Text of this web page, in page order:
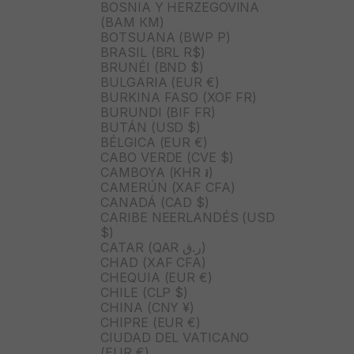
BOSNIA Y HERZEGOVINA
(BAM КМ)
BOTSUANA (BWP P)
BRASIL (BRL R$)
BRUNÉI (BND $)
BULGARIA (EUR €)
BURKINA FASO (XOF FR)
BURUNDI (BIF FR)
BUTÁN (USD $)
BÉLGICA (EUR €)
CABO VERDE (CVE $)
CAMBOYA (KHR ៛)
CAMERÚN (XAF CFA)
CANADÁ (CAD $)
CARIBE NEERLANDÉS (USD
$)
CATAR (QAR ر.ق)
CHAD (XAF CFA)
CHEQUIA (EUR €)
CHILE (CLP $)
CHINA (CNY ¥)
CHIPRE (EUR €)
CIUDAD DEL VATICANO